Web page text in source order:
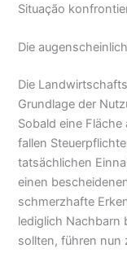
Situação
Die
Die
Grundlage der
Sobald eine
fallen
tatsächlichen
einen
schmerzhafte
lediglich Nachbarn
sollten, führen nun